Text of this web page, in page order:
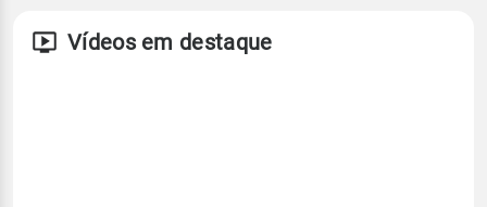
Vídeos em destaque